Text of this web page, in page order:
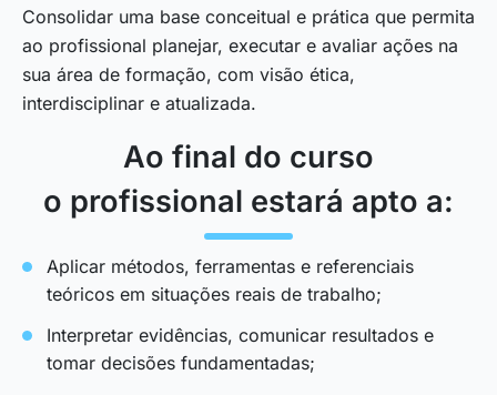
Consolidar uma base conceitual e prática que permita
ao profissional planejar, executar e avaliar ações na
sua área de formação, com visão ética,
interdisciplinar e atualizada.
Ao final do curso
o profissional estará apto a:
Aplicar métodos, ferramentas e referenciais
teóricos em situações reais de trabalho;
Interpretar evidências, comunicar resultados e
tomar decisões fundamentadas;